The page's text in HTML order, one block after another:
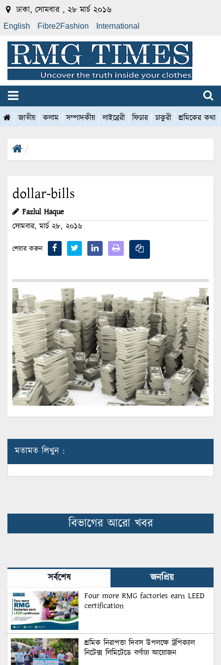
ঢাকা, সোমবার , ২৮ মার্চ ২০১৬
English Fibre2Fashion International
জাতীয় কলাম সম্পাদকীয় লাইব্রেরী ফিচার চাকুরী শ্রমিকের কথা
dollar-bills
Fazlul Haque
সোমবার, মার্চ ২৮, ২০১৬
শেয়ার করুন
মতামত লিখুন :
বিভাগের আরো খবর
সর্বশেষ জনপ্রিয়
Four more RMG factories earn LEED
certification
শ্রমিক নিরাপত্তা দিবস উপলক্ষে ট্রপিক্যাল
নিটেক্স লিমিটেডে বর্ণাঢ্য আয়োজন